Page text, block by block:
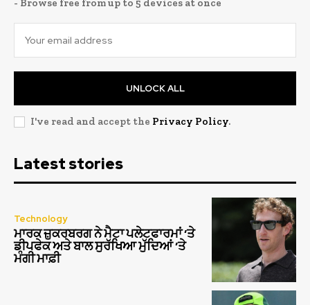
- Browse free from up to 5 devices at once
UNLOCK ALL
I've read and accept the Privacy Policy.
Latest stories
Technology
ਮਾਰਕ ਜ਼ੁਕਰਬਰਗ ਨੇ ਮੈਟਾ ਪਲੇਟਫਾਰਮਾਂ ‘ਤੇ
ਡੀਪਫੇਕ ਅਤੇ ਬਾਲ ਸੁਰੱਖਿਆ ਮੁੱਦਿਆਂ ‘ਤੇ
ਮੰਗੀ ਮਾਫ਼ੀ